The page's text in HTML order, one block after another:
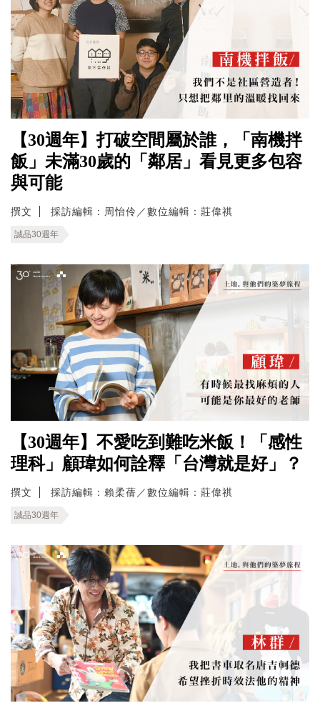
【30週年】打破空間屬於誰，「南機拌
飯」未滿30歲的「鄰居」看見更多包容
與可能
撰文 採訪編輯：周怡伶／數位編輯：莊偉祺
誠品30週年
【30週年】不愛吃到難吃米飯！「感性
理科」顧瑋如何詮釋「台灣就是好」？
撰文 採訪編輯：賴柔蒨／數位編輯：莊偉祺
誠品30週年